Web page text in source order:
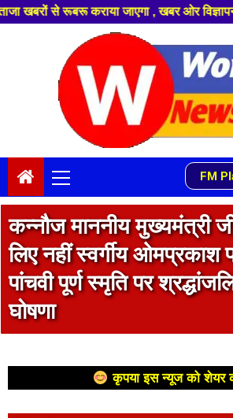
, खबर ओर विज्ञापन के लिए संपर्क करे
Menu
FM
कन्नौज माननीय मुख्यमंत्री
लिए नहीं स्वर्गीय ओमप्रकाश
पांचवी पूर्ण स्मृति पर
घोषणा
कृपया इस न्यूज को शेयर